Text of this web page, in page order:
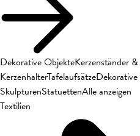
Dekorative ObjekteKerzenständer &
KerzenhalterTafelaufsätze
SkulpturenStatuettenAlle anzeigen
Textilien